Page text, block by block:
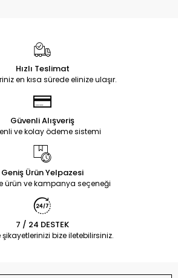
Hızlı Teslimat
en kısa sürede elinize ulaşır.
Güvenli Alışveriş
ve kolay ödeme sistemi
Geniş Ürün Yelpazesi
ürün ve kampanya seçeneği
7 / 24 DESTEK
şikayetlerinizi bize iletebilirsiniz.